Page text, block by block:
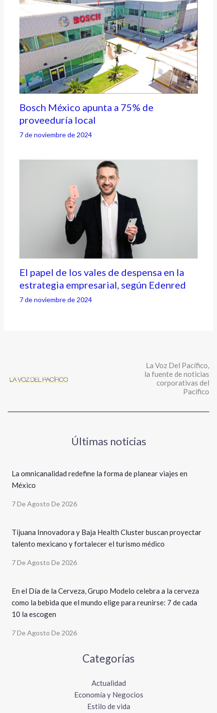
Bosch México apunta a 75% de
proveeduría local
7 de noviembre de 2024
El papel de los vales de despensa en la
estrategia empresarial, según Edenred
7 de noviembre de 2024
La Voz Del Pacífico,
la fuente de noticias
corporativas del
Pacífico
Últimas noticias
La omnicanalidad redefine la forma de planear viajes en
México
7 De Agosto De 2026
Tijuana Innovadora y Baja Health Cluster buscan proyectar
talento mexicano y fortalecer el turismo médico
7 De Agosto De 2026
En el Día de la Cerveza, Grupo Modelo celebra a la cerveza
como la bebida que el mundo elige para reunirse: 7 de cada
10 la escogen
7 De Agosto De 2026
Categorías
Actualidad
Economía y Negocios
Estilo de vida